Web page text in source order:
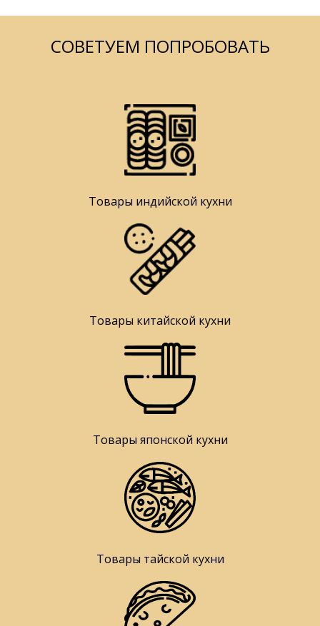
СОВЕТУЕМ ПОПРОБОВАТЬ
Товары индийской кухни
Товары китайской кухни
Товары японской кухни
Товары тайской кухни